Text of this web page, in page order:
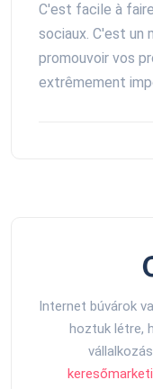
C'est facile à
sociaux. C'est un
promouvoir vos
extrêmement
Internet búvárok
hoztuk létre,